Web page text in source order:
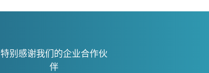
特别感谢我们的企业合作伙
伴